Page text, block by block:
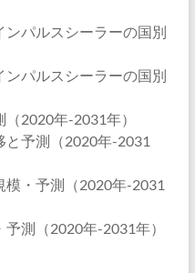
ンパルスシーラーの国別
ンパルスシーラーの国別
2020年-2031年）
と予測（2020年-2031
模・予測（2020年-2031
測（2020年-2031年）